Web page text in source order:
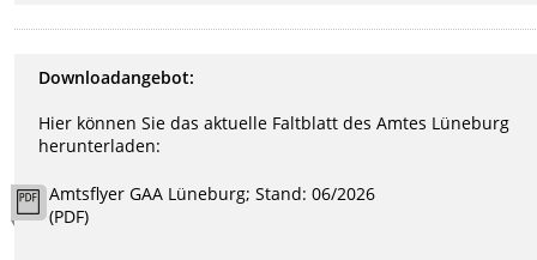
Downloadangebot:
Hier können Sie das aktuelle Faltblatt des Amtes Lüneburg
herunterladen:
Amtsflyer GAA Lüneburg; Stand: 06/2026
(PDF)